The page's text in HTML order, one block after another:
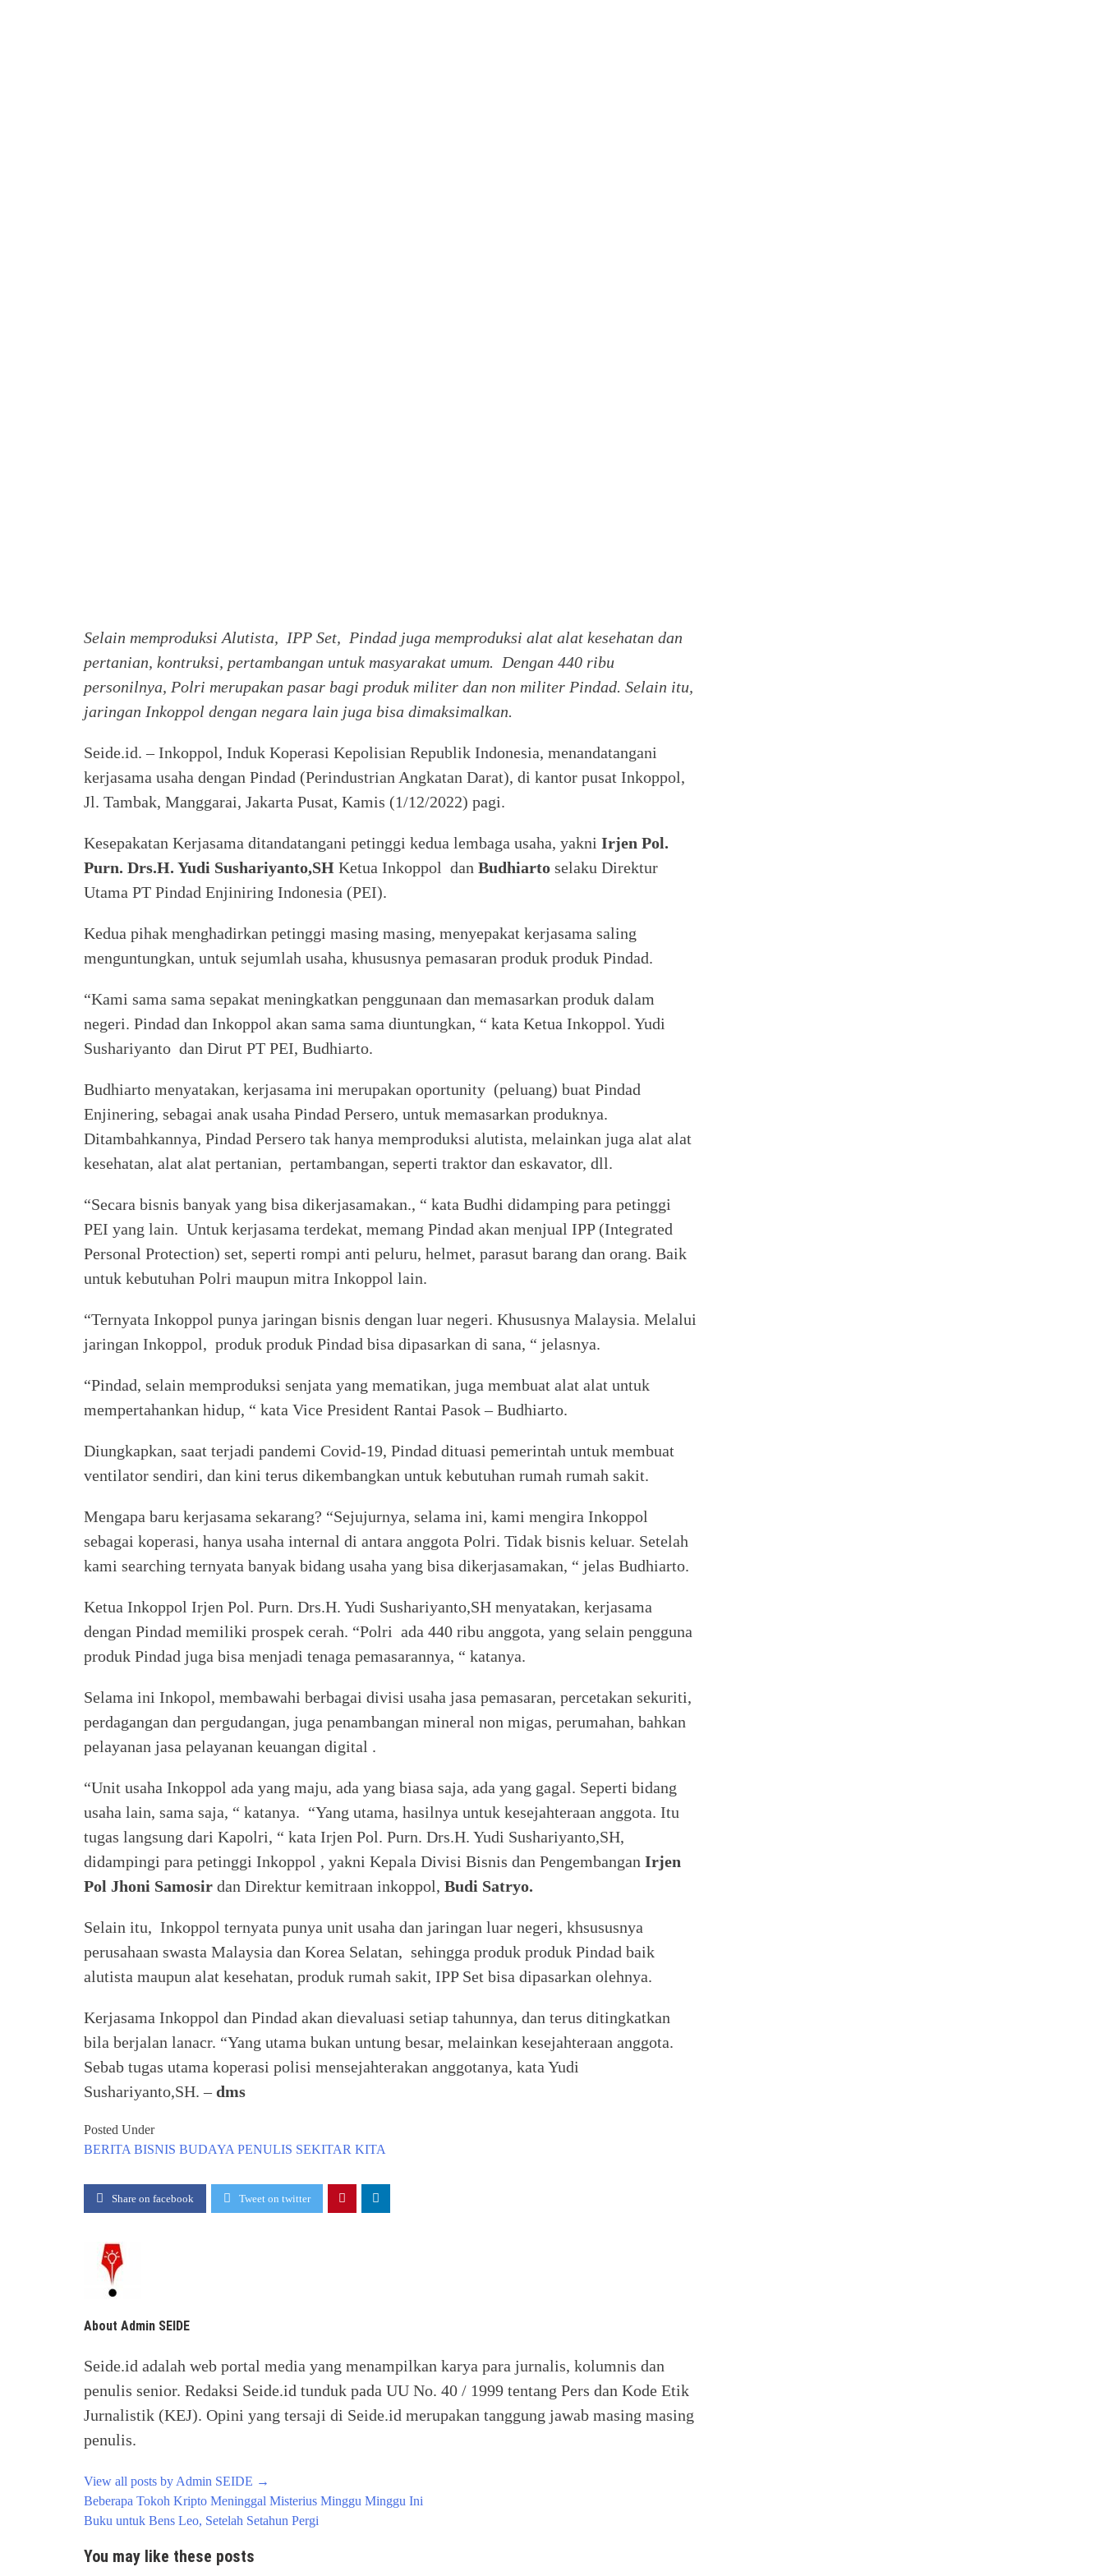
Selain memproduksi Alutista, IPP Set, Pindad juga memproduksi alat alat kesehatan dan
pertanian, kontruksi, pertambangan untuk masyarakat umum. Dengan 440 ribu
personilnya, Polri merupakan pasar bagi produk militer dan non militer Pindad. Selain itu,
jaringan Inkoppol dengan negara lain juga bisa dimaksimalkan.
Seide.id. – Inkoppol, Induk Koperasi Kepolisian Republik Indonesia, menandatangani
kerjasama usaha dengan Pindad (Perindustrian Angkatan Darat), di kantor pusat Inkoppol,
Jl. Tambak, Manggarai, Jakarta Pusat, Kamis (1/12/2022) pagi.
Kesepakatan Kerjasama ditandatangani petinggi kedua lembaga usaha, yakni Irjen Pol.
Purn. Drs.H. Yudi Sushariyanto,SH Ketua Inkoppol dan Budhiarto selaku Direktur
Utama PT Pindad Enjiniring Indonesia (PEI).
Kedua pihak menghadirkan petinggi masing masing, menyepakat kerjasama saling
menguntungkan, untuk sejumlah usaha, khususnya pemasaran produk produk Pindad.
“Kami sama sama sepakat meningkatkan penggunaan dan memasarkan produk dalam
negeri. Pindad dan Inkoppol akan sama sama diuntungkan, “ kata Ketua Inkoppol. Yudi
Sushariyanto dan Dirut PT PEI, Budhiarto.
Budhiarto menyatakan, kerjasama ini merupakan oportunity (peluang) buat Pindad
Enjinering, sebagai anak usaha Pindad Persero, untuk memasarkan produknya.
Ditambahkannya, Pindad Persero tak hanya memproduksi alutista, melainkan juga alat alat
kesehatan, alat alat pertanian, pertambangan, seperti traktor dan eskavator, dll.
“Secara bisnis banyak yang bisa dikerjasamakan., “ kata Budhi didamping para petinggi
PEI yang lain. Untuk kerjasama terdekat, memang Pindad akan menjual IPP (Integrated
Personal Protection) set, seperti rompi anti peluru, helmet, parasut barang dan orang. Baik
untuk kebutuhan Polri maupun mitra Inkoppol lain.
“Ternyata Inkoppol punya jaringan bisnis dengan luar negeri. Khususnya Malaysia. Melalui
jaringan Inkoppol, produk produk Pindad bisa dipasarkan di sana, “ jelasnya.
“Pindad, selain memproduksi senjata yang mematikan, juga membuat alat alat untuk
mempertahankan hidup, “ kata Vice President Rantai Pasok – Budhiarto.
Diungkapkan, saat terjadi pandemi Covid-19, Pindad dituasi pemerintah untuk membuat
ventilator sendiri, dan kini terus dikembangkan untuk kebutuhan rumah rumah sakit.
Mengapa baru kerjasama sekarang? “Sejujurnya, selama ini, kami mengira Inkoppol
sebagai koperasi, hanya usaha internal di antara anggota Polri. Tidak bisnis keluar. Setelah
kami searching ternyata banyak bidang usaha yang bisa dikerjasamakan, “ jelas Budhiarto.
Ketua Inkoppol Irjen Pol. Purn. Drs.H. Yudi Sushariyanto,SH menyatakan, kerjasama
dengan Pindad memiliki prospek cerah. “Polri ada 440 ribu anggota, yang selain pengguna
produk Pindad juga bisa menjadi tenaga pemasarannya, “ katanya.
Selama ini Inkopol, membawahi berbagai divisi usaha jasa pemasaran, percetakan sekuriti,
perdagangan dan pergudangan, juga penambangan mineral non migas, perumahan, bahkan
pelayanan jasa pelayanan keuangan digital .
“Unit usaha Inkoppol ada yang maju, ada yang biasa saja, ada yang gagal. Seperti bidang
usaha lain, sama saja, “ katanya. “Yang utama, hasilnya untuk kesejahteraan anggota. Itu
tugas langsung dari Kapolri, “ kata Irjen Pol. Purn. Drs.H. Yudi Sushariyanto,SH,
didampingi para petinggi Inkoppol , yakni Kepala Divisi Bisnis dan Pengembangan Irjen
Pol Jhoni Samosir dan Direktur kemitraan inkoppol, Budi Satryo.
Selain itu, Inkoppol ternyata punya unit usaha dan jaringan luar negeri, khsususnya
perusahaan swasta Malaysia dan Korea Selatan, sehingga produk produk Pindad baik
alutista maupun alat kesehatan, produk rumah sakit, IPP Set bisa dipasarkan olehnya.
Kerjasama Inkoppol dan Pindad akan dievaluasi setiap tahunnya, dan terus ditingkatkan
bila berjalan lanacr. “Yang utama bukan untung besar, melainkan kesejahteraan anggota.
Sebab tugas utama koperasi polisi mensejahterakan anggotanya, kata Yudi
Sushariyanto,SH. –dms
Posted Under
BERITA BISNIS BUDAYA PENULIS SEKITAR KITA
Share on facebook Tweet on twitter
About Admin SEIDE
Seide.id adalah web portal media yang menampilkan karya para jurnalis, kolumnis dan
penulis senior. Redaksi Seide.id tunduk pada UU No. 40 / 1999 tentang Pers dan Kode Etik
Jurnalistik (KEJ). Opini yang tersaji di Seide.id merupakan tanggung jawab masing masing
penulis.
View all posts by Admin SEIDE →
Post
navigation
Beberapa Tokoh Kripto Meninggal Misterius Minggu Minggu Ini
Buku untuk Bens Leo, Setelah Setahun Pergi
You may like these posts